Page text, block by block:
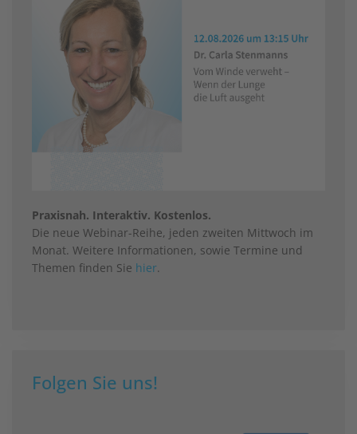
Praxisnah. Interaktiv. Kostenlos.
Die neue Webinar-Reihe, jeden zweiten Mittwoch im
Monat. Weitere Informationen, sowie Termine und
Themen finden Sie hier.
Folgen Sie uns!